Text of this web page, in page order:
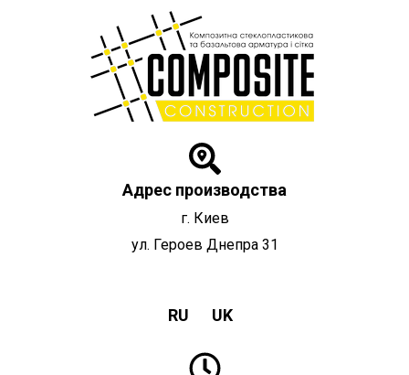
содержимому
Адрес производства
г. Киев
ул. Героев Днепра 31
RU UK